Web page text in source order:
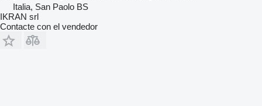
Italia, San Paolo BS
IKRAN srl
Contacte con el vendedor